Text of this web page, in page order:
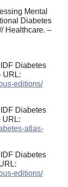
Mental
Diabetes
Healthcare. –
Diabetes
URL:
editions/
Diabetes
URL:
atlas-
Diabetes
editions/